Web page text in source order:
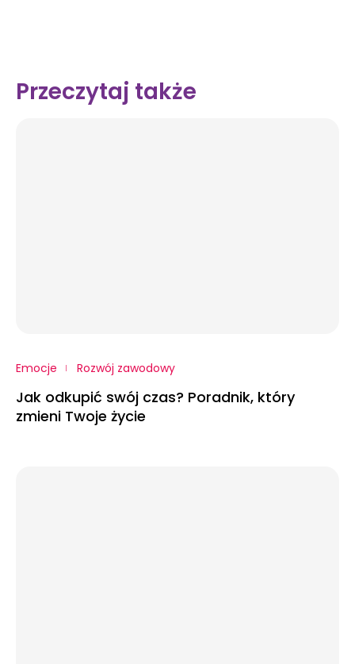
Przeczytaj także
Emocje Rozwój zawodowy
Jak odkupić swój czas? Poradnik, który
zmieni Twoje życie